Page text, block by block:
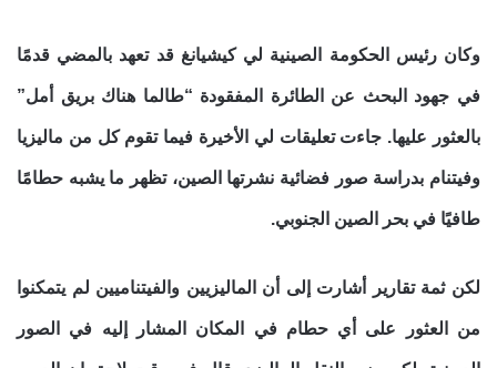
وكان رئيس الحكومة الصينية لي كيشيانغ قد تعهد بالمضي قدمًا
في جهود البحث عن الطائرة المفقودة “طالما هناك بريق أمل”
بالعثور عليها. جاءت تعليقات لي الأخيرة فيما تقوم كل من ماليزيا
وفيتنام بدراسة صور فضائية نشرتها الصين، تظهر ما يشبه حطامًا
طافيًا في بحر الصين الجنوبي.
لكن ثمة تقارير أشارت إلى أن الماليزيين والفيتناميين لم يتمكنوا
من العثور على أي حطام في المكان المشار إليه في الصور